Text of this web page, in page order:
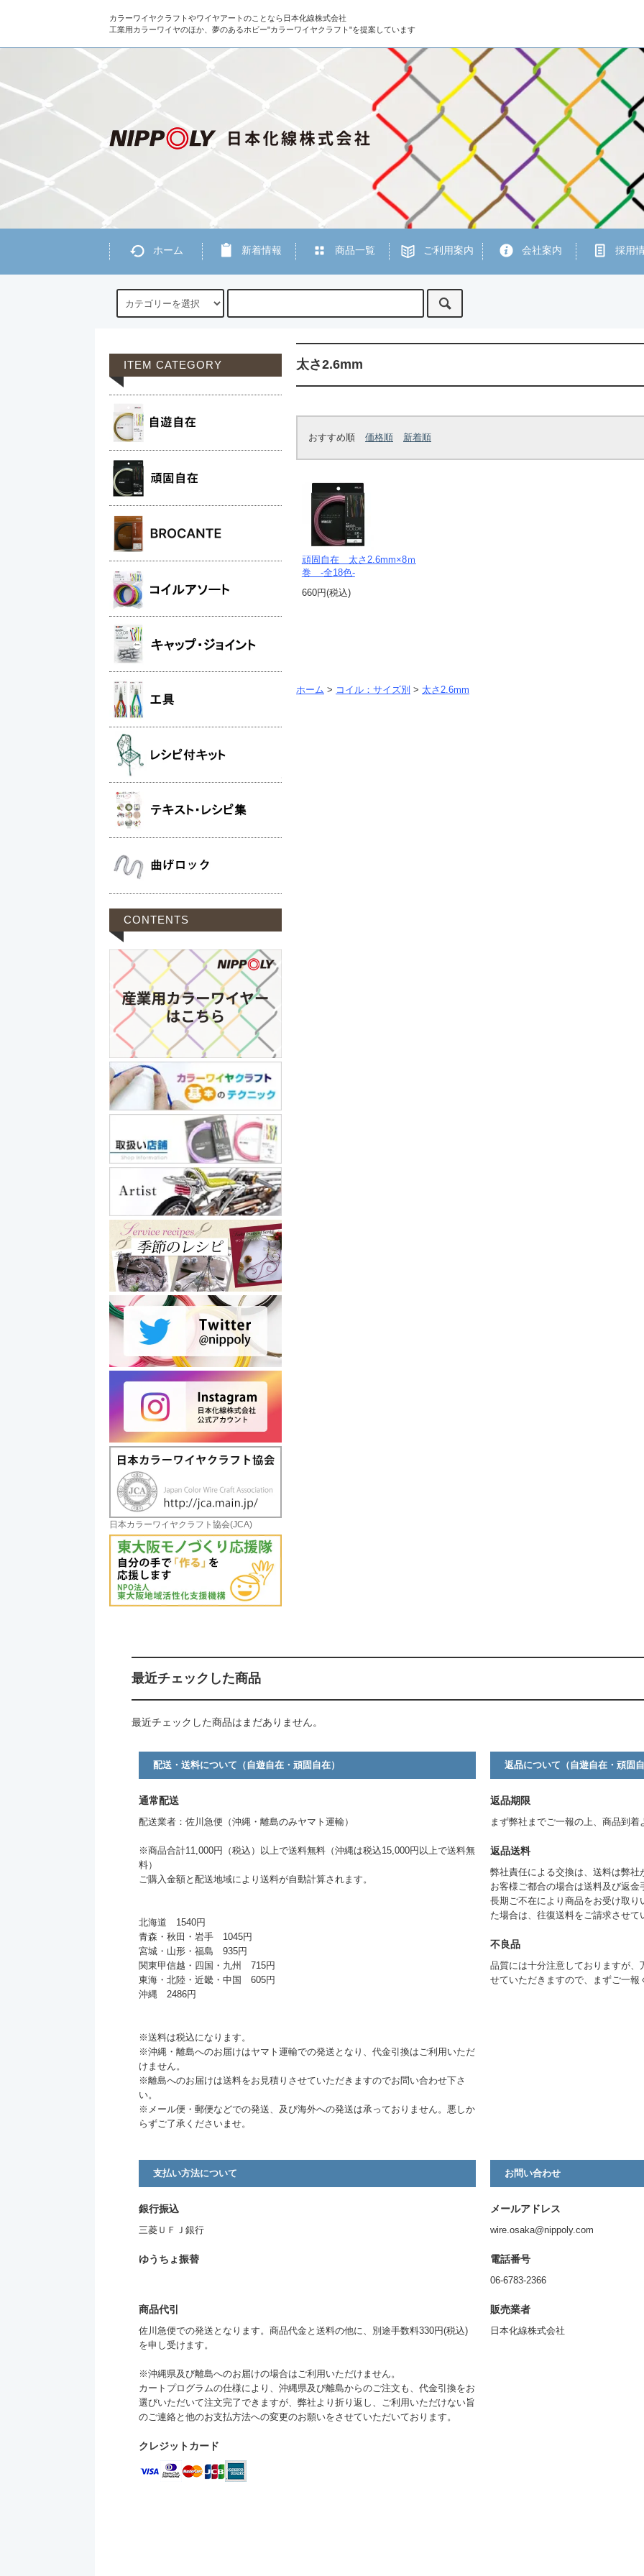
カラーワイヤクラフトやワイヤアートのことなら日本化線株式会社
工業用カラーワイヤのほか、夢のあるホビー"カラーワイヤクラフト"を提案しています
ホーム 新着情報 商品一覧 ご利用案内 会社案内 採用
太さ2.6mm
おすすめ順 価格順 新着順
頑固自在 太さ2.6mm×8ｍ
巻 -全18色-
660円(税込)
ホーム > コイル：サイズ別 > 太さ2.6mm
ITEM CATEGORY
CONTENTS
日本カラーワイヤクラフト協会(JCA)
最近チェックした商品
最近チェックした商品はまだありません。
配送・送料について（自遊自在・頑固自在）
通常配送
配送業者：佐川急便（沖縄・離島のみヤマト運輸）
※商品合計11,000円（税込）以上で送料無料（沖縄は税込15,000円以上で送料無
料）
ご購入金額と配送地域により送料が自動計算されます。
北海道 1540円
青森・秋田・岩手 1045円
宮城・山形・福島 935円
関東甲信越・四国・九州 715円
東海・北陸・近畿・中国 605円
沖縄 2486円
※送料は税込になります。
※沖縄・離島へのお届けはヤマト運輸での発送となり、代金引換はご利用いただ
けません。
※離島へのお届けは送料をお見積りさせていただきますのでお問い合わせ下さ
い。
※メール便・郵便などでの発送、及び海外への発送は承っておりません。悪しか
らずご了承くださいませ。
返品について（自遊自在・頑固自
返品期限
まず弊社までご一報の上、商品到
返品送料
弊社責任による交換は、送料は弊社
お客様ご都合の場合は送料及び返金
長期ご不在により商品をお受け取
た場合は、往復送料をご請求させて
不良品
品質には十分注意しておりますが、
せていただきますので、まずご一報
支払い方法について
銀行振込
三菱ＵＦＪ銀行
ゆうちょ振替
商品代引
佐川急便での発送となります。商品代金と送料の他に、別途手数料330円(税込)
を申し受けます。
※沖縄県及び離島へのお届けの場合はご利用いただけません。
カートプログラムの仕様により、沖縄県及び離島からのご注文も、代金引換をお
選びいただいて注文完了できますが、弊社より折り返し、ご利用いただけない旨
のご連絡と他のお支払方法への変更のお願いをさせていただいております。
クレジットカード
お問い合わせ
メールアドレス
wire.osaka@nippoly.com
電話番号
06-6783-2366
販売業者
日本化線株式会社